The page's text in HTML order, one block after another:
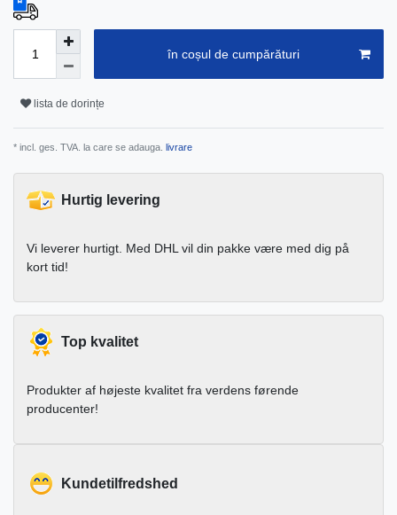
în coșul de cumpărături
lista de dorințe
* incl. ges. TVA. la care se adauga. livrare
Hurtig levering
Vi leverer hurtigt. Med DHL vil din pakke være med dig på
kort tid!
Top kvalitet
Produkter af højeste kvalitet fra verdens førende
producenter!
Kundetilfredshed